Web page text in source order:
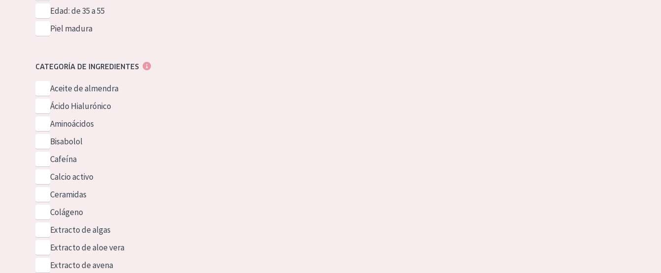
Edad: de 35 a 55
Piel madura
CATEGORÍA DE INGREDIENTES
Aceite de almendra
Ácido Hialurónico
Aminoácidos
Bisabolol
Cafeína
Calcio activo
Ceramidas
Colágeno
Extracto de algas
Extracto de aloe vera
Extracto de avena